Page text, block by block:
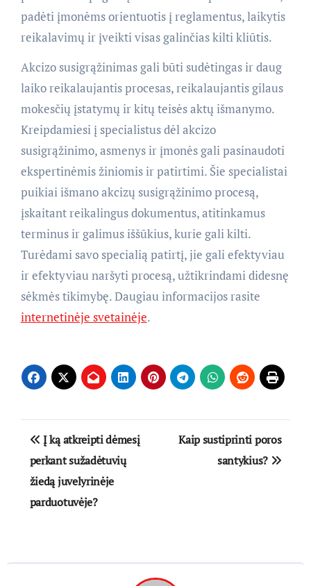
padėti įmonėms orientuotis į reglamentus, laikytis
reikalavimų ir įveikti visas galinčias kilti kliūtis.
Akcizo susigrąžinimas gali būti sudėtingas ir daug
laiko reikalaujantis procesas, reikalaujantis gilaus
mokesčių įstatymų ir kitų teisės aktų išmanymo.
Kreipdamiesi į specialistus dėl akcizo
susigrąžinimo, asmenys ir įmonės gali pasinaudoti
ekspertinėmis žiniomis ir patirtimi. Šie specialistai
puikiai išmano akcizų susigrąžinimo procesą,
įskaitant reikalingus dokumentus, atitinkamus
terminus ir galimus iššūkius, kurie gali kilti.
Turėdami savo specialią patirtį, jie gali efektyviau
ir efektyviau naršyti procesą, užtikrindami didesnę
sėkmės tikimybę. Daugiau informacijos rasite
internetinėje svetainėje.
Navigacija
tarp
įrašų
Į ką atkreipti dėmesį
perkant sužadėtuvių
žiedą juvelyrinėje
parduotuvėje?
Kaip sustiprinti poros
santykius?